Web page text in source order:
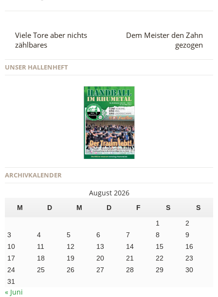
Viele Tore aber nichts
zählbares
Dem Meister den Zahn
gezogen
UNSER HALLENHEFT
ARCHIVKALENDER
August 2026
M D M D F S
S
1
2
3
4 5 6 7 8
9
10
11 12 13 14 15
16
17
18 19 20 21 22
23
24
25 26 27 28 29
30
31
« Juni